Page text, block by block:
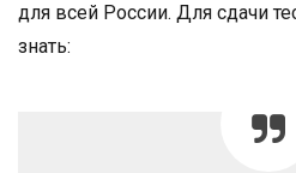
для всей России. Для сдачи
знать: